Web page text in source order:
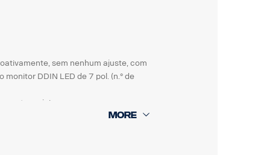
sem nenhum ajuste, com
DDIN LED de 7 pol. (n.° de
contra sujeira
e fluidos automotivos.
umidade, choque e vibrações.